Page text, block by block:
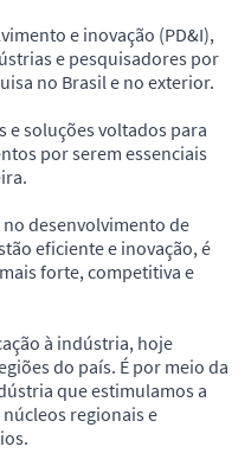
e inovação (PD&I),
e pesquisadores por
no Brasil e no exterior.
e soluções voltados para
por serem essenciais
desenvolvimento de
eficiente e inovação, é
forte, competitiva e
à indústria, hoje
do país. É por meio da
que estimulamos a
regionais e